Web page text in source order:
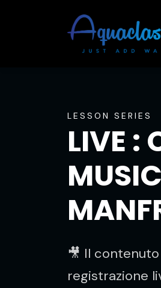
LESSON SERIES
LIVE :
🎥 Il
registrazione